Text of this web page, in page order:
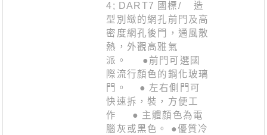
4; DART7 國標/ 造
型別緻的網孔前門及高
密度網孔後門，通風散
熱，外觀高雅氣
派。 ●前門可選國
際流行顏色的鋼化玻璃
門。 ● 左右側門可
快速拆，裝，方便工
作 ● 主體顏色為電
腦灰或黑色。 ●優質冷